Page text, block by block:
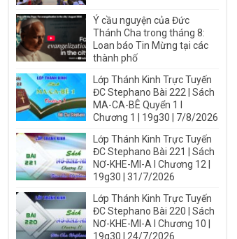
Ý cầu nguyện của Đức
Thánh Cha trong tháng 8:
Loan báo Tin Mừng tại các
thành phố
Lớp Thánh Kinh Trực Tuyến
ĐC Stephano Bài 222 | Sách
MA-CA-BÊ Quyển 1 I
Chương 1 | 19g30 | 7/8/2026
Lớp Thánh Kinh Trực Tuyến
ĐC Stephano Bài 221 | Sách
NƠ-KHE-MI-A I Chương 12 |
19g30 | 31/7/2026
Lớp Thánh Kinh Trực Tuyến
ĐC Stephano Bài 220 | Sách
NƠ-KHE-MI-A I Chương 10 |
19g30 | 24/7/2026